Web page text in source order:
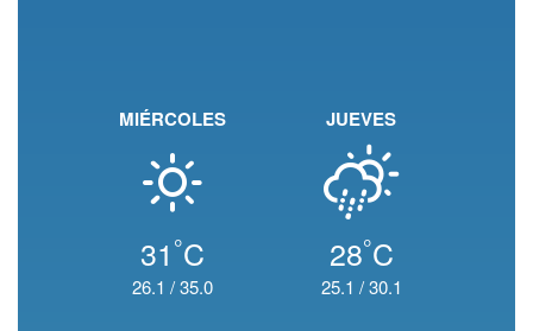
MIÉRCOLES
31 °C
26.1 /35.0
JUEVES
28°C
25.1 /30.1